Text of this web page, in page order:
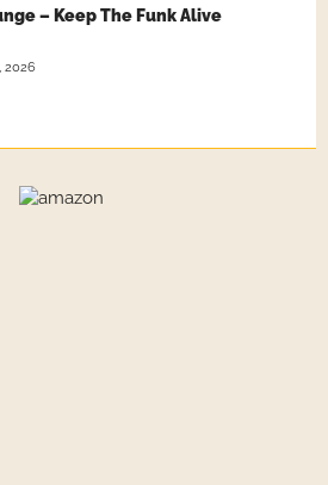
– Keep The Funk Alive
2026